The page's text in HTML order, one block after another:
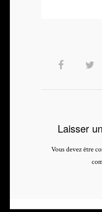
Laisser
Vous devez être